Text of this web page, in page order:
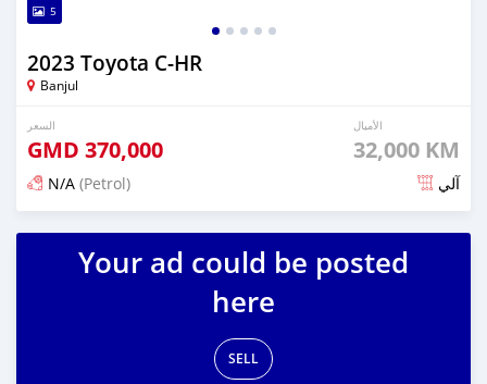
5
2023 Toyota C-HR
Banjul
السعر
GMD 370,000
الأميال
32,000 KM
N/A (Petrol) آلي
تم النشر منذ 15 يوم مضت
Your ad could be posted
here
SELL